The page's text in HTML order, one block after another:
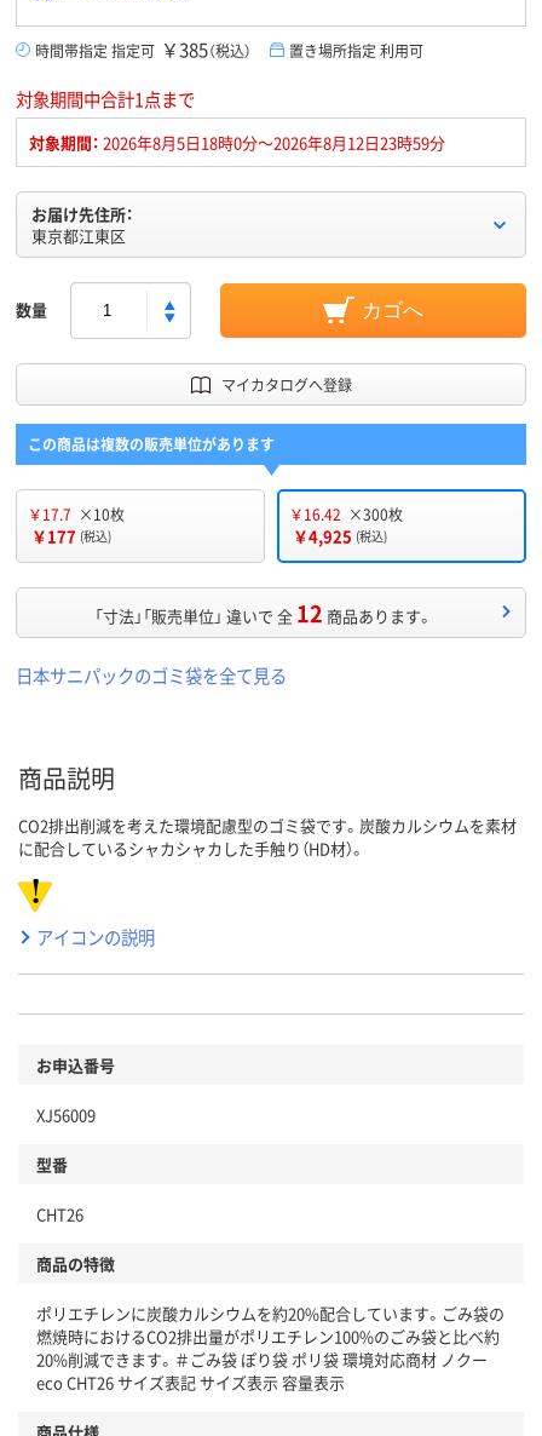
時間帯指定 指定可 ￥385（税込） 置き場所指定 利用可
対象期間中合計1点まで
対象期間： 2026年8月5日18時0分～2026年8月12日23時59分
お届け先住所：
東京都江東区
数量 カゴへ
マイカタログへ登録
この商品は複数の販売単位があります
￥17.7 ×10枚
￥177 (税込)
￥16.42 ×300枚
￥4,925 (税込)
「寸法」「販売単位」 違いで 全 12 商品あります。
日本サニパックのゴミ袋を全て見る
商品説明
CO2排出削減を考えた環境配慮型のゴミ袋です。炭酸カルシウムを素材
に配合しているシャカシャカした手触り（HD材）。
アイコンの説明
お申込番号
XJ56009
型番
CHT26
商品の特徴
ポリエチレンに炭酸カルシウムを約20%配合しています。ごみ袋の
燃焼時におけるCO2排出量がポリエチレン100%のごみ袋と比べ約
20%削減できます。＃ごみ袋 ぽり袋 ポリ袋 環境対応商材 ノクー
eco CHT26 サイズ表記 サイズ表示 容量表示